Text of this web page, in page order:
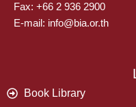
Fax: +66 2 936 2900
E-mail: info@bia.or.th
Book Library